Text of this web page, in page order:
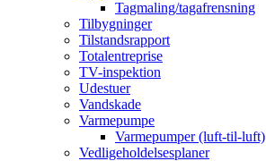
Tagmaling/tagafrensning
Tilbygninger
Tilstandsrapport
Totalentreprise
TV-inspektion
Udestuer
Vandskade
Varmepumpe
Varmepumper (luft-til-luft)
Vedligeholdelsesplaner